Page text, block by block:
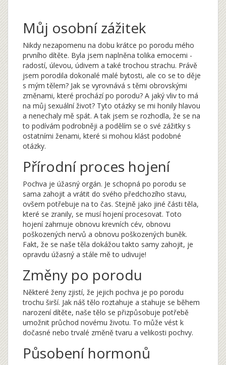
Můj osobní zážitek
Nikdy nezapomenu na dobu krátce po porodu mého
prvního dítěte. Byla jsem naplněna tolika emocemi -
radostí, úlevou, údivem a také trochou strachu. Právě
jsem porodila dokonalé malé bytosti, ale co se to děje
s mým tělem? Jak se vyrovnává s těmi obrovskými
změnami, které prochází po porodu? A jaký vliv to má
na můj sexuální život? Tyto otázky se mi honily hlavou
a nenechaly mě spát. A tak jsem se rozhodla, že se na
to podívám podrobněji a podělím se o své zážitky s
ostatními ženami, které si mohou klást podobné
otázky.
Přírodní proces hojení
Pochva je úžasný orgán. Je schopná po porodu se
sama zahojit a vrátit do svého předchozího stavu,
ovšem potřebuje na to čas. Stejně jako jiné části těla,
které se zranily, se musí hojení procesovat. Toto
hojení zahrnuje obnovu krevních cév, obnovu
poškozených nervů a obnovu poškozených buněk.
Fakt, že se naše těla dokážou takto samy zahojit, je
opravdu úžasný a stále mě to udivuje!
Změny po porodu
Některé ženy zjistí, že jejich pochva je po porodu
trochu širší. Jak náš tělo roztahuje a stahuje se během
narození dítěte, naše tělo se přizpůsobuje potřebě
umožnit průchod novému životu. To může vést k
dočasné nebo trvalé změně tvaru a velikosti pochvy.
Působení hormonů